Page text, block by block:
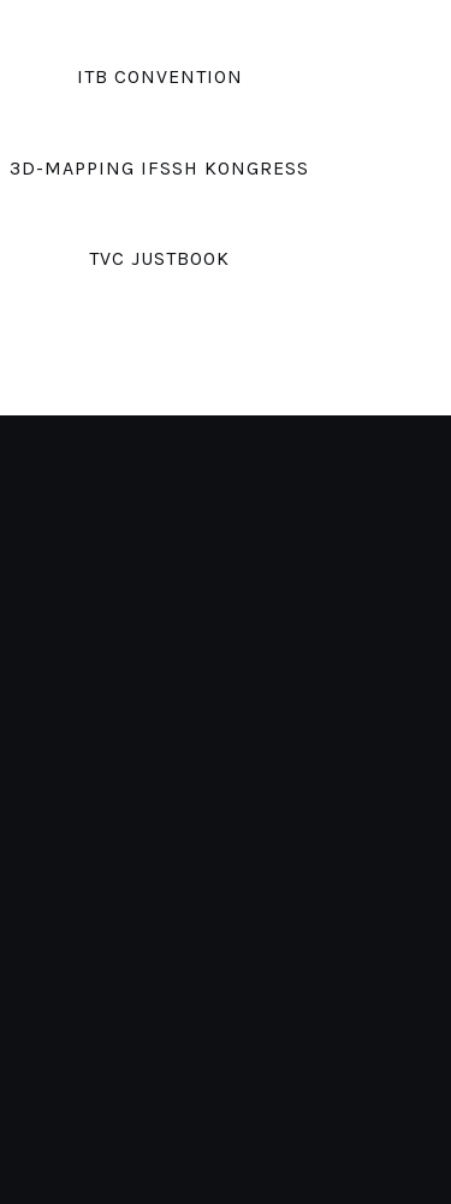
ITB CONVENTION
3D-MAPPING IFSSH KONGRESS
TVC JUSTBOOK